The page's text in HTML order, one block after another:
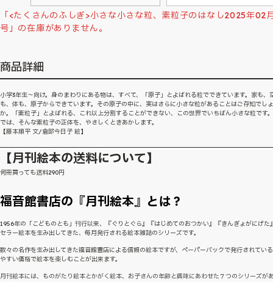
「<たくさんのふしぎ>小さな小さな粒、素粒子のはなし2025年02
号」の在庫がありません。
商品詳細
小学3年生〜向け。身のまわりにある物は、すべて、「原子」とよばれる粒でできています。家も、
も、体も、原子からできています。その原子の中に、実はさらに小さな粒があることはご存知でし
か。「素粒子」とよばれる、これ以上分割することができない、この世界でいちばん小さな粒です
では、そんな素粒子の正体を、やさしくときあかします。
【藤本順平 文/倉部今日子 絵】
【月刊絵本の送料について】
何冊買っても送料290円
福音館書店の『月刊絵本』とは？
1956年の「こどものとも」刊行以来、『ぐりとぐら』『はじめてのおつかい』『きんぎょがにげた
セラー絵本を生み出してきた、毎月発行される絵本雑誌のシリーズです。
数々の名作を生み出してきた福音館書店による信頼の絵本ですが、ペーパーバックで発行されてい
やすい価格で絵本を楽しむことが出来ます。
月刊絵本には、ものがたり絵本とかがく絵本、お子さんの年齢と興味にあわせた７つのシリーズが